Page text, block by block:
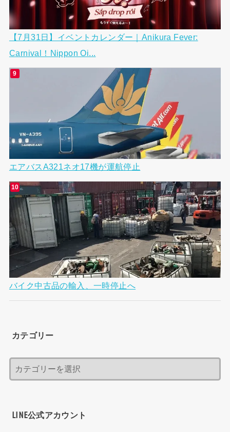
【7月31日】イベントカレンダー｜Anikura Fever:
Carnival！Nippon Oi...
エアバスA321ネオ17機が運航停止
バイク中古品の輸入、一時停止へ
カテゴリー
LINE公式アカウント